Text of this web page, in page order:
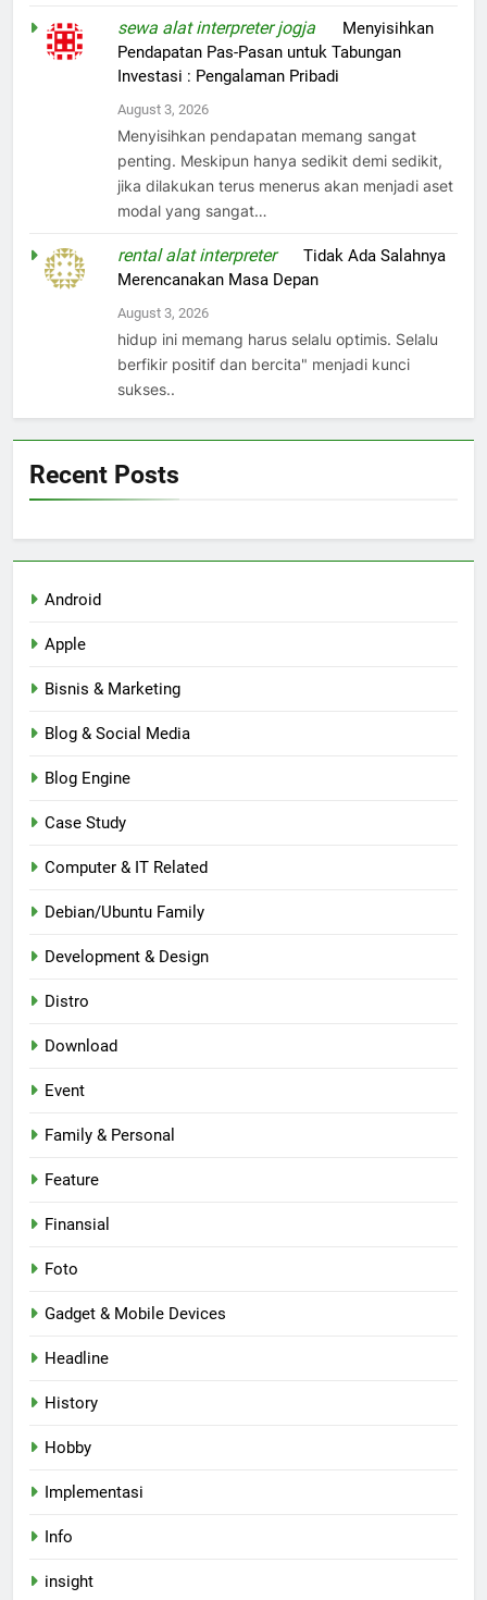
sewa alat interpreter jogja
Menyisihkan
Pendapatan Pas-Pasan untuk Tabungan
Investasi : Pengalaman Pribadi
August 3, 2026
Menyisihkan pendapatan memang sangat
penting. Meskipun hanya sedikit demi sedikit,
jika dilakukan terus menerus akan menjadi aset
modal yang sangat…
rental alat interpreteronTidak Ada Salahnya
Merencanakan Masa Depan
August 3, 2026
hidup ini memang harus selalu optimis. Selalu
berfikir positif dan bercita" menjadi kunci
sukses..
Recent Posts
Android
Apple
Bisnis & Marketing
Blog & Social Media
Blog Engine
Case Study
Computer & IT Related
Debian/Ubuntu Family
Development & Design
Distro
Download
Event
Family & Personal
Feature
Finansial
Foto
Gadget & Mobile Devices
Headline
History
Hobby
Implementasi
Info
insight